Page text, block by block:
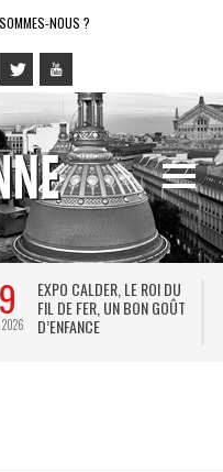
NOUS ?
EXPO CALDER, LE ROI DU
FIL DE FER, UN BON GOÛT
D’ENFANCE